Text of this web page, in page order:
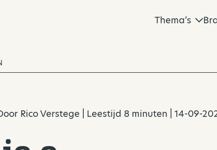
Thema’s
Rico Verstege | Leestijd 8 minuten | 14-09-